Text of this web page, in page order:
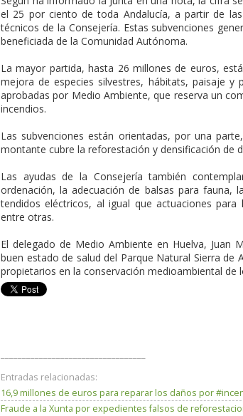
el 25 por ciento de toda Andalucía, a partir de
técnicos de la Consejería. Estas subvenciones
beneficiada de la Comunidad Autónoma.
La mayor partida, hasta 26 millones de euros,
mejora de especies silvestres, hábitats, paisaje y
aprobadas por Medio Ambiente, que reserva un
incendios.
Las subvenciones están orientadas, por una
montante cubre la reforestación y densificación de
Las ayudas de la Consejería también
ordenación, la adecuación de balsas para fauna,
tendidos eléctricos, al igual que actuaciones
entre otras.
El delegado de Medio Ambiente en Huelva, Juan
buen estado de salud del Parque Natural Sierra de
propietarios en la conservación medioambiental
Entradas relacionadas:
16,9 millones de euros para reparar los daños por
Fraude a la Xunta por expedientes falsos de